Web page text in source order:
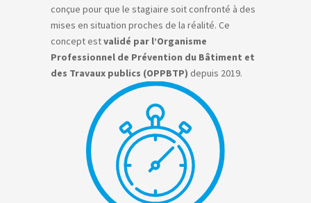
conçue pour que le stagiaire soit confronté à des
mises en situation proches de la réalité. Ce
concept estvalidé par l’Organisme
Professionnel de Prévention du Bâtiment et
des Travaux publics (OPPBTP) depuis 2019.